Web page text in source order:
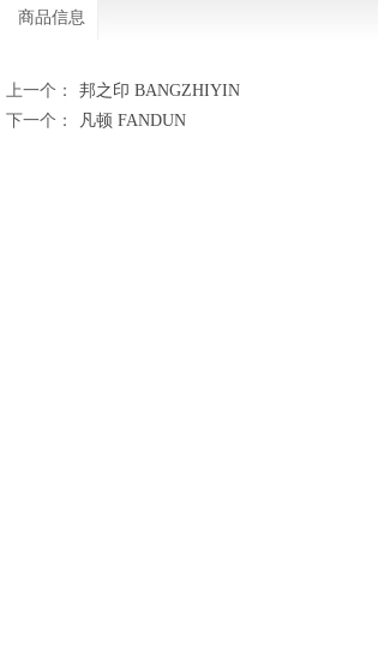
商品信息
上一个：
邦之印 BANGZHIYIN
下一个：
凡顿 FANDUN